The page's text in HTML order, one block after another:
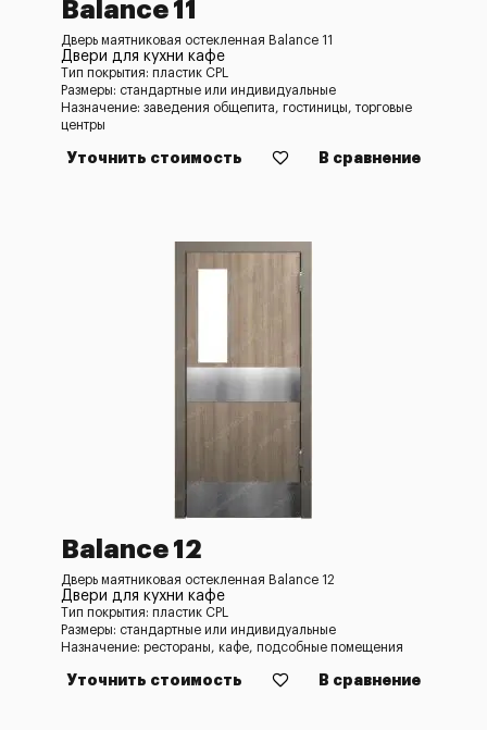
Balance 11
Дверь маятниковая остекленная Balance 11
Двери для кухни кафе
Тип покрытия: пластик CPL
Размеры: стандартные или индивидуальные
Назначение: заведения общепита, гостиницы, торговые
центры
Уточнить стоимость В сравнение
Balance 12
Дверь маятниковая остекленная Balance 12
Двери для кухни кафе
Тип покрытия: пластик CPL
Размеры: стандартные или индивидуальные
Назначение: рестораны, кафе, подсобные помещения
Уточнить стоимость В сравнение